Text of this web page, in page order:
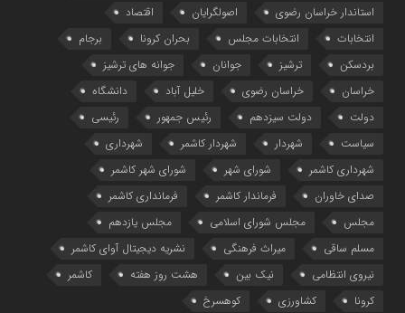
استاندار خراسان رضوی
اصولگرایان
اقتصاد
انتخابات
انتخابات مجلس بحران کرونا
برجام
بردسکن
ترشیز جوانان
جوانه های ترشیز
خراسان
خراسان رضوی خلیل آباد
دانشگاه
دولت
دولت سیزدهم رئیس جمهور
رئیسی
سیاست
شهردار شهردار کاشمر
شهرداری
شهرداری کاشمر
شورای شهر
شورای شهر کاشمر
صدای خاوران
فرماندار کاشمر
فرمانداری کاشمر
مجلس
مجلس شورای اسلامی
مجلس یازدهم
مسلم ساقی
میراث فرهنگی
نشریه دیجیتال آوای کاشمر
نیروی انتظامی
نیک بین هشت روز هفته
کاشمر
کرونا
کشاورزی کوهسرخ